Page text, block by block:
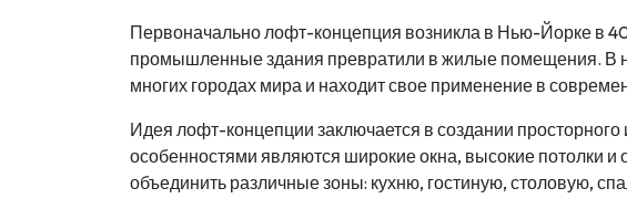
Первоначально лофт-концепция возникла в Нью-Йорке в
промышленные здания превратили в жилые помещения. В
многих городах мира и находит свое применение в
Идея лофт-концепции заключается в создании
особенностями являются широкие окна, высокие потолки и
объединить различные зоны: кухню, гостиную, столовую,